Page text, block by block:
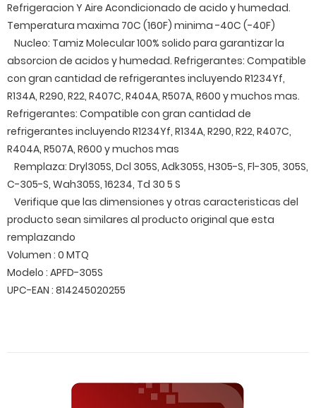
Refrigeracion Y Aire Acondicionado de acido y humedad.
Temperatura maxima 70C (160F) minima -40C (-40F)
Nucleo: Tamiz Molecular 100% solido para garantizar la
absorcion de acidos y humedad. Refrigerantes: Compatible
con gran cantidad de refrigerantes incluyendo R1234Yf,
R134A, R290, R22, R407C, R404A, R507A, R600 y muchos mas.
Refrigerantes: Compatible con gran cantidad de
refrigerantes incluyendo R1234Yf, R134A, R290, R22, R407C,
R404A, R507A, R600 y muchos mas
Remplaza: Dryl305S, Dcl 305S, Adk305S, H305-S, Fl-305, 305S,
C-305-S, Wah305S, 16234, Td 30 5 S
Verifique que las dimensiones y otras caracteristicas del
producto sean similares al producto original que esta
remplazando
Volumen : 0 MTQ
Modelo : APFD-305S
UPC-EAN : 814245020255